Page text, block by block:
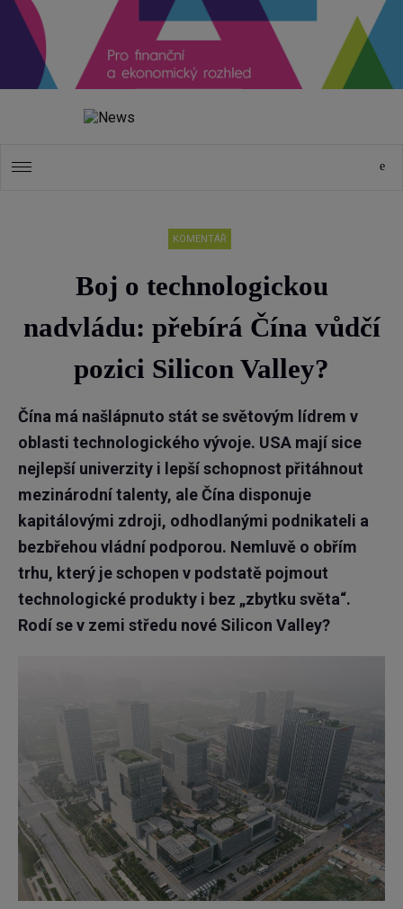
KOMENTÁŘ
Boj o technologickou
nadvládu: přebírá Čína vůdčí
pozici Silicon Valley?
Čína má našlápnuto stát se světovým lídrem v
oblasti technologického vývoje. USA mají sice
nejlepší univerzity i lepší schopnost přitáhnout
mezinárodní talenty, ale Čína disponuje
kapitálovými zdroji, odhodlanými podnikateli a
bezbřehou vládní podporou. Nemluvě o obřím
trhu, který je schopen v podstatě pojmout
technologické produkty i bez „zbytku světa“.
Rodí se v zemi středu nové Silicon Valley?